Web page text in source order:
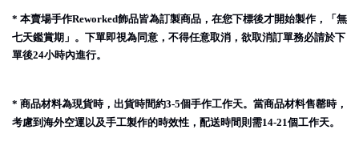
* 本賣場手作Reworked飾品皆為訂製商品，在您下標後才開始製作，「無
七天鑑賞期」。下單即視為同意，不得任意取消，欲取消訂單務必請於下
單後24小時內進行。
* 商品材料為現貨時，出貨時間約3-5個手作工作天。當商品材料售罄時，
考慮到海外空運以及手工製作的時效性，配送時間則需14-21個工作天。